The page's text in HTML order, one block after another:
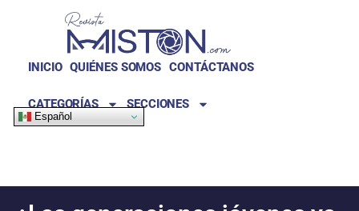
INICIO QUIÉNES SOMOS CONTÁCTANOS
CATEGORÍAS SECCIONES
Español